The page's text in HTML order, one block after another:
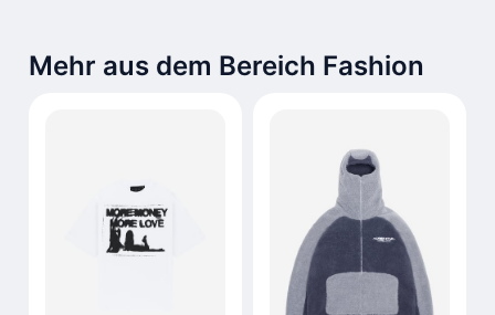
Mehr aus dem Bereich Fashion